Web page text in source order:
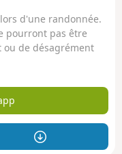
d'une randonnée.
pourront pas être
ou de désagrément